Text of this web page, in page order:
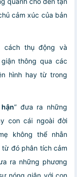
cảm xúc của bản
cách thụ động và
thông qua các
hình hay từ trong
” đưa ra những
con cái ngoài đời
không thể nhẫn
đó phân tích cảm
ra những phương
nóng giận với con